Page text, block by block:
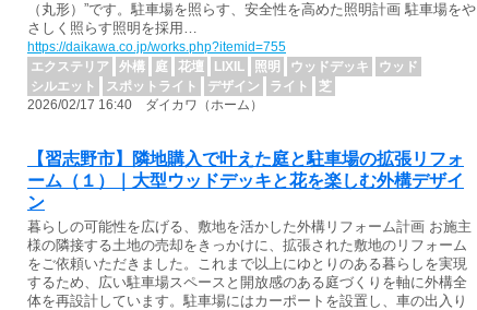
（丸形）”です。駐車場を照らす、安全性を高めた照明計画 駐車場をや
さしく照らす照明を採用…
https://daikawa.co.jp/works.php?itemid=755
エクステリア
外構 庭 花壇 LIXIL 照明 ウッドデッキ
ウッド
シルエット
スポットライト デザイン ライト
芝
2026/02/17 16:40 ダイカワ（ホーム）
【習志野市】隣地購入で叶えた庭と駐車場の拡張リフォ
ーム（１）｜大型ウッドデッキと花を楽しむ外構デザイ
ン
暮らしの可能性を広げる、敷地を活かした外構リフォーム計画 お施主
様の隣接する土地の売却をきっかけに、拡張された敷地のリフォーム
をご依頼いただきました。これまで以上にゆとりのある暮らしを実現
するため、広い駐車場スペースと開放感のある庭づくりを軸に外構全
体を再設計しています。駐車場にはカーポートを設置し、車の出入り